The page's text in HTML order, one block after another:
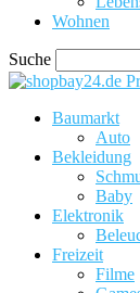
Wohnen
Suche
Baumarkt
Auto
Bekleidung
Baby
Elektronik
Freizeit
Filme